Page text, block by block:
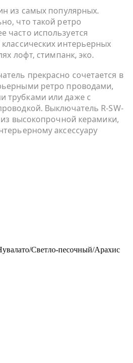
из самых популярных.
что такой ретро
часто используется
интерьерных
лофт, стимпанк, эко.
прекрасно сочетается в
ретро проводами,
трубками или даже с
Выключатель R-SW-
высокопрочной керамики,
аксессуару
Светло-песочный/Арахис